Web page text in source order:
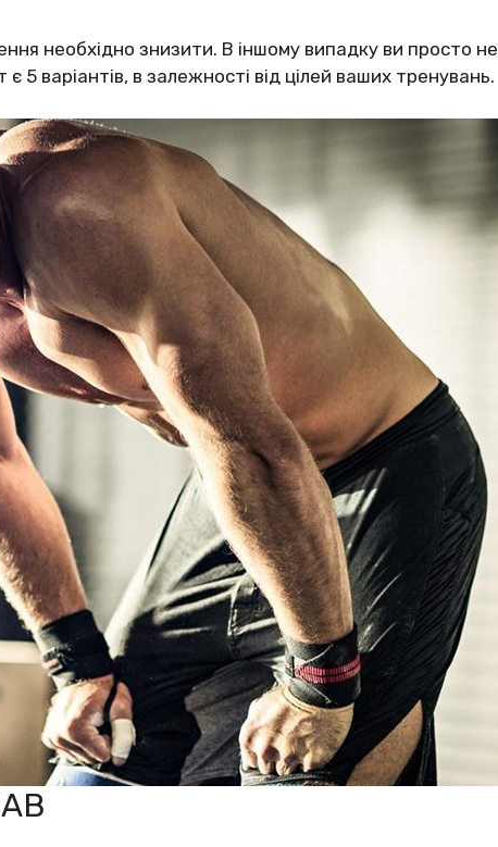
необхідно знизити. В іншому випадку ви просто не
є 5 варіантів, в залежності від цілей ваших тренувань.